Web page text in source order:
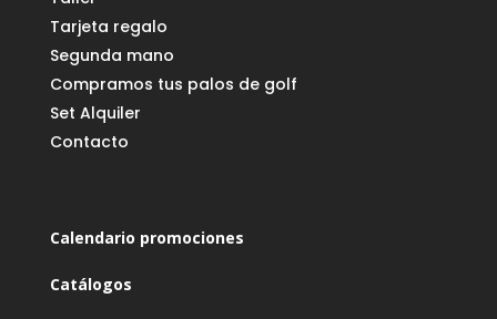
Tarjeta regalo
Segunda mano
Compramos tus palos de golf
Set Alquiler
Contacto
Calendario promociones
Catálogos